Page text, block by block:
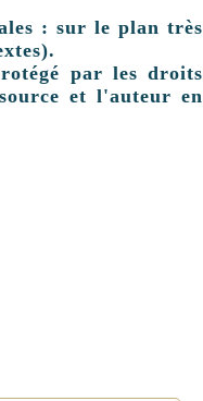
: sur le plan très
par les droits
et l'auteur en